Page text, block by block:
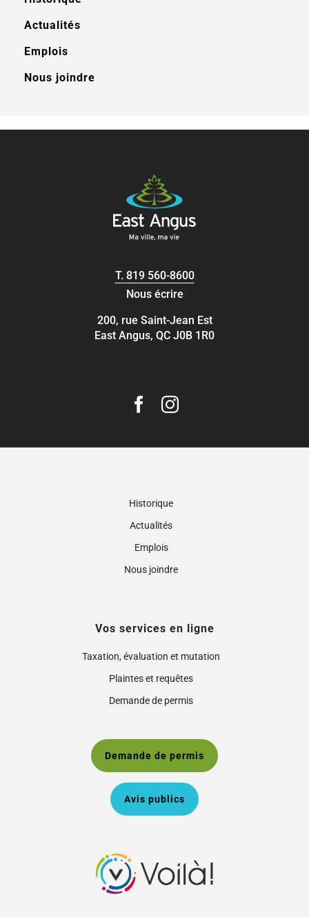
Actualités
Emplois
Nous joindre
T. 819 560-8600
Nous écrire
200, rue Saint-Jean Est
East Angus, QC J0B 1R0
Historique
Actualités
Emplois
Nous joindre
Vos services en ligne
Taxation, évaluation et mutation
Plaintes et requêtes
Demande de permis
Demande de permis
Avis publics